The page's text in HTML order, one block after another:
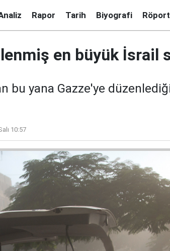
Rapor Tarih Biyografi
en büyük İsrail
bu yana Gazze'ye
10:57